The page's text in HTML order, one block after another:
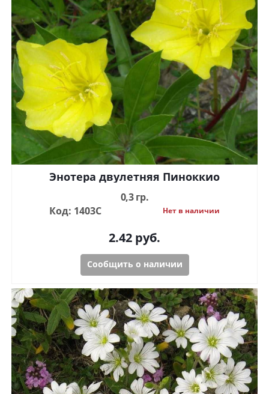
Энотера двулетняя Пиноккио
0,3 гр.
Код: 1403С
Нет в наличии
2.42 руб.
Сообщить о наличии